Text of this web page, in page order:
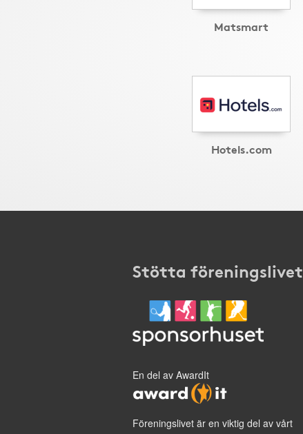
Matsmart
Hotels.com
Stötta föreningslivet
En del av AwardIt
Föreningslivet är en viktig del av vårt